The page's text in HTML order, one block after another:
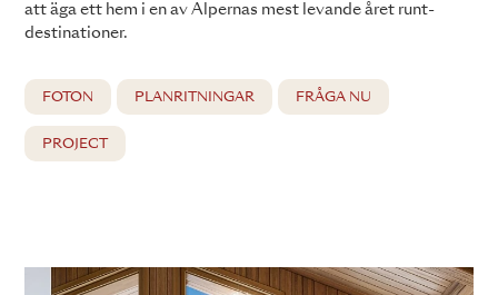
att äga ett hem i en av Alpernas mest levande året runt-
destinationer.
FOTON PLANRITNINGAR FRÅGA NU
PROJECT